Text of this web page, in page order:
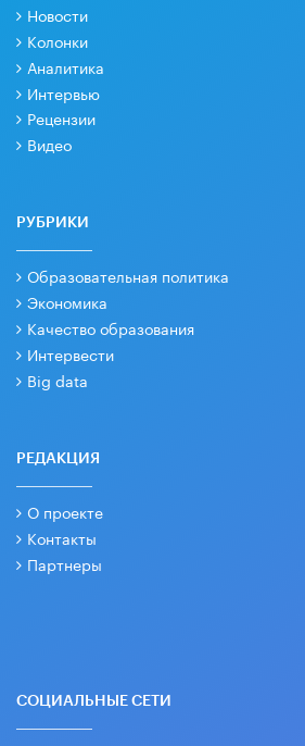
Новости
Колонки
Аналитика
Интервью
Рецензии
Видео
РУБРИКИ
Образовательная политика
Экономика
Качество образования
Интервести
Big data
РЕДАКЦИЯ
О проекте
Контакты
Партнеры
СОЦИАЛЬНЫЕ СЕТИ